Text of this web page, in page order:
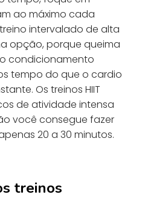
ao máximo cada
intervalado de alta
opção, porque queima
condicionamento
tempo do que o cardio
Os treinos HIIT
de atividade intensa
você consegue fazer
20 a 30 minutos.
treinos